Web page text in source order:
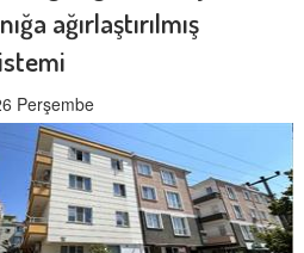
ağırlaştırılmış
Perşembe